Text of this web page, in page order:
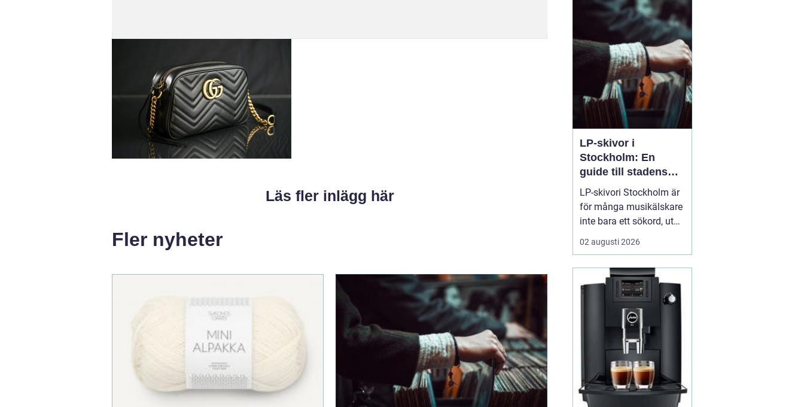
Läs fler inlägg här
Fler nyheter
följer trender gör ...
LP-skivor i
Stockholm: En
guide till stadens
vinylkultur
LP-skivori Stockholm är
för många musikälskare
inte bara ett sökord, utan
en dörr in till en levande
kultur av butiker, samlare
Stockholm har
vinylformatet fått ett
tydligt uppsving d...
02 augusti 2026